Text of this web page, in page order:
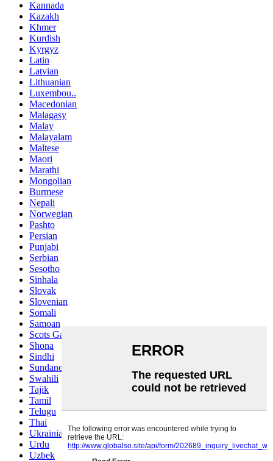
Kannada
Kazakh
Khmer
Kurdish
Kyrgyz
Latin
Latvian
Lithuanian
Luxembou..
Macedonian
Malagasy
Malay
Malayalam
Maltese
Maori
Marathi
Mongolian
Burmese
Nepali
Norwegian
Pashto
Persian
Punjabi
Serbian
Sesotho
Sinhala
Slovak
Slovenian
Somali
Samoan
Scots Gaelic
Shona
Sindhi
Sundanese
Swahili
Tajik
Tamil
Telugu
Thai
Ukrainian
Urdu
Uzbek